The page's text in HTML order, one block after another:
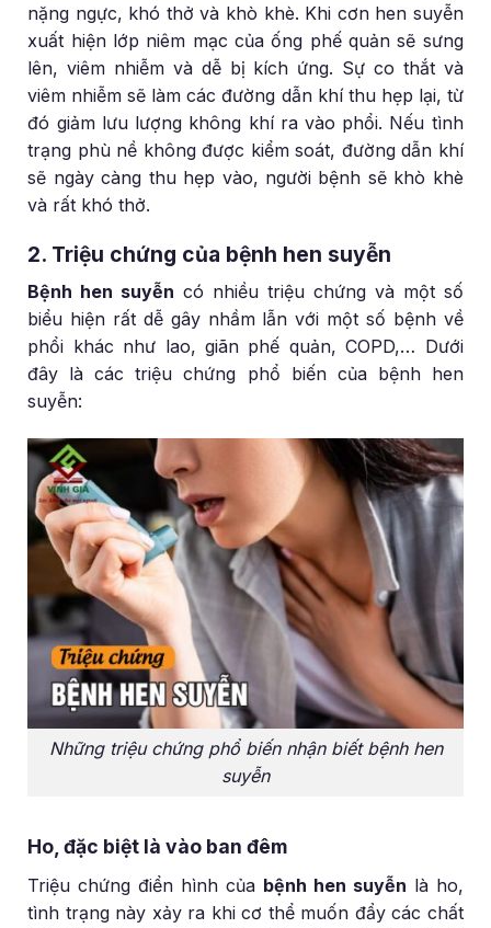
nặng ngực, khó thở và khò khè. Khi cơn hen suyễn
xuất hiện lớp niêm mạc của ống phế quản sẽ sưng
lên, viêm nhiễm và dễ bị kích ứng. Sự co thắt và
viêm nhiễm sẽ làm các đường dẫn khí thu hẹp lại, từ
đó giảm lưu lượng không khí ra vào phổi. Nếu tình
trạng phù nề không được kiểm soát, đường dẫn khí
sẽ ngày càng thu hẹp vào, người bệnh sẽ khò khè
và rất khó thở.
2. Triệu chứng của bệnh hen suyễn
Bệnh hen suyễn có nhiều triệu chứng và một số
biểu hiện rất dễ gây nhầm lẫn với một số bệnh về
phổi khác như lao, giãn phế quản, COPD,… Dưới
đây là các triệu chứng phổ biến của bệnh hen
suyễn:
Những triệu chứng phổ biến nhận biết bệnh hen
suyễn
Ho, đặc biệt là vào ban đêm
Triệu chứng điển hình của bệnh hen suyễn là ho,
tình trạng này xảy ra khi cơ thể muốn đẩy các chất